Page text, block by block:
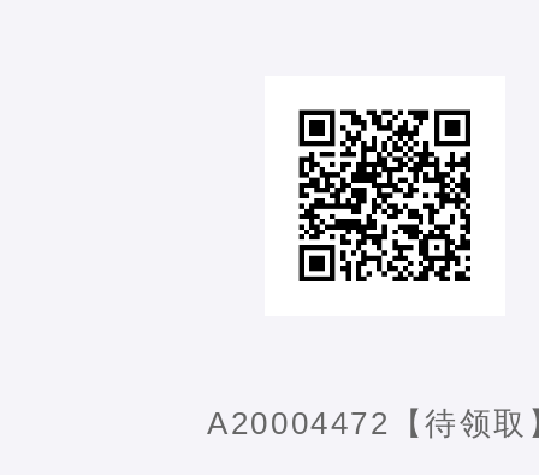
A20004472【待领取